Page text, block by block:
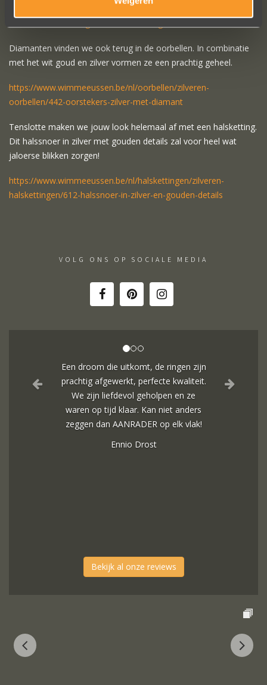
https://www.wimmeeussen.be/nl/trouwringen/trouwringen-
Diamanten vinden we ook terug in de oorbellen. In combinatie
met het wit goud en zilver vormen ze een prachtig geheel.
https://www.wimmeeussen.be/nl/oorbellen/zilveren-
oorbellen/442-oorstekers-zilver-met-diamant
Tenslotte maken we jouw look helemaal af met een halsketting.
Dit halssnoer in zilver met gouden details zal voor heel wat
jaloerse blikken zorgen!
https://www.wimmeeussen.be/nl/halskettingen/zilveren-
halskettingen/612-halssnoer-in-zilver-en-gouden-details
VOLG ONS OP SOCIALE MEDIA
In de ban van uw creaties zijn we
bezig met onze derde bestelling (uit
Frankrijk). De ontvangst is altijd zo
vriendelijk, het team reageert snel en
uitstekend advies. We hebben zojuist
Bekijk al onze reviews